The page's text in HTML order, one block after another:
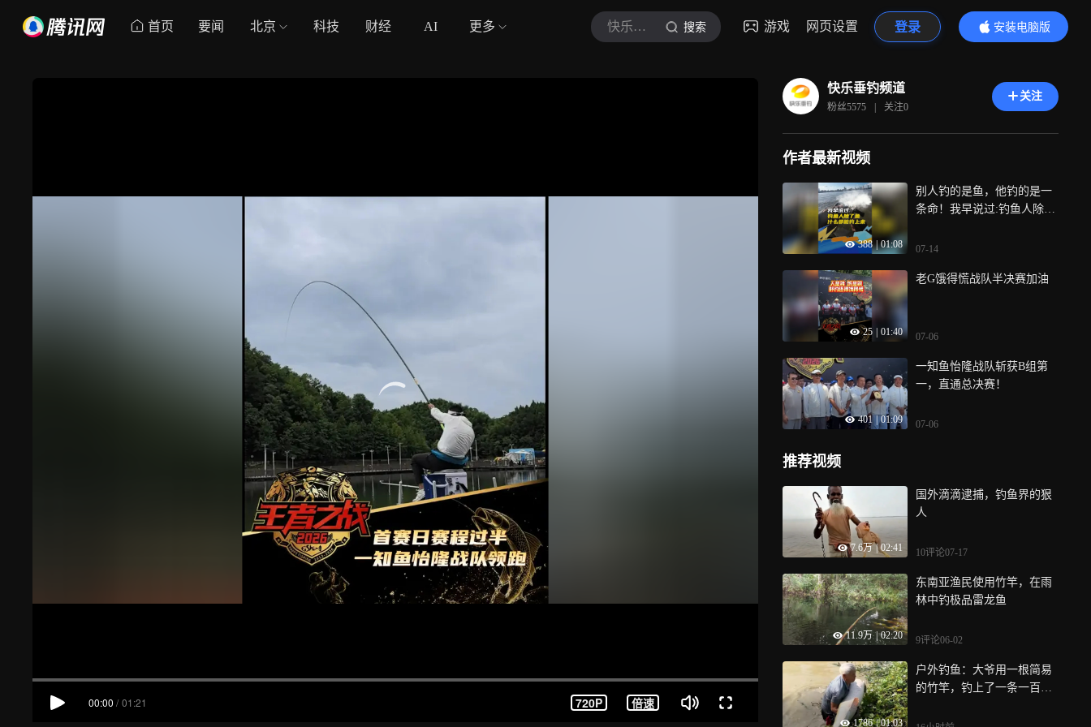
首页 要闻 北京 科技 财经 AI 更多 快乐垂钓频道 搜索 游戏 网页设置 登录
安装电脑版
内容更精彩
00:00 / 01:21 720P 倍速
快乐垂钓频道
粉丝5575 | 关注0
关注
作者最新视频
388 | 01:08
别人钓的是鱼，他钓的是一
条命！我早说过:钓鱼人除了
07-14
25 01:40
老G饿得慌战队半决赛加油
07-06
401 01:09
一知鱼怡隆战队斩获B组第
一，直通总决赛！
07-06
推荐视频
7.6万 | 02:41
国外滴滴逮捕，钓鱼界的狠
人
10评论07-17
11.9万 02:20
东南亚渔民使用竹竿，在雨
林中钓极品雷龙鱼
9评论06-02
1786 | 01:03
户外钓鱼：大爷用一根简易
的竹竿，钓上了一条一百多